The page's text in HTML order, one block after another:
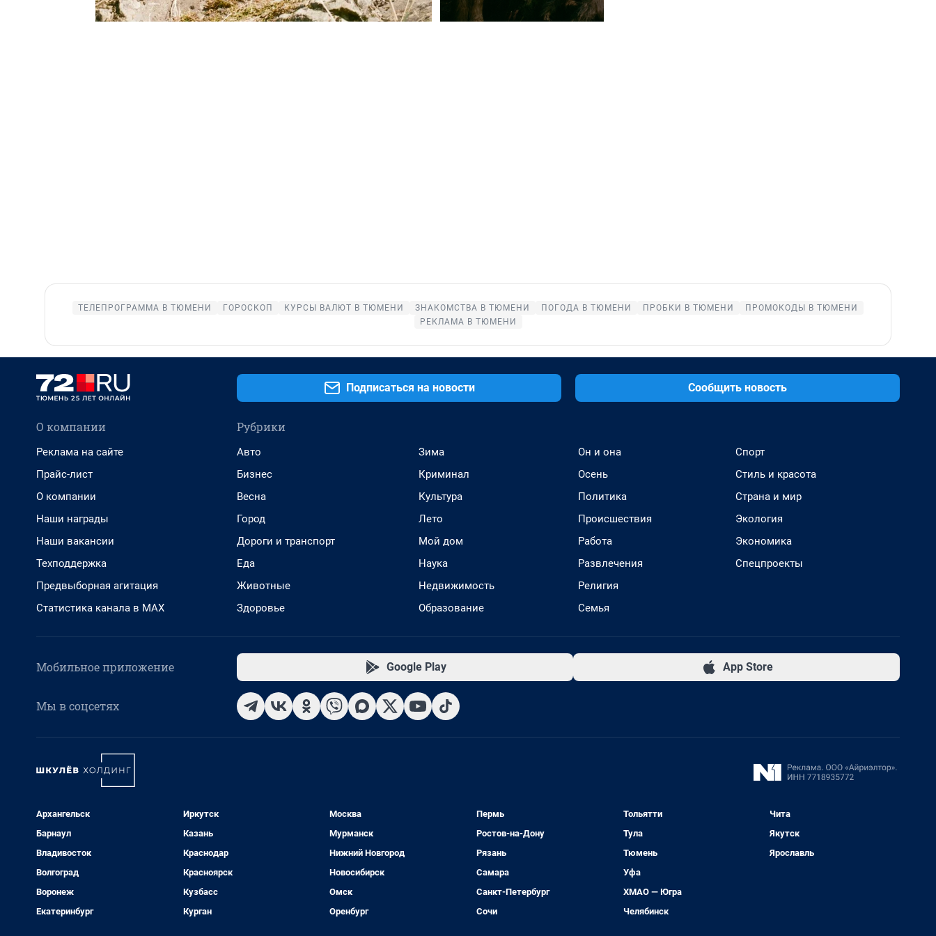
ТЕЛЕПРОГРАММА В ТЮМЕНИ ГОРОСКОП КУРСЫ ВАЛЮТ В ТЮМЕНИ ЗНАКОМСТВА В ТЮМЕНИ ПОГОДА В ТЮМЕНИ ПРОБКИ В ТЮМЕНИ
ПРОМОКОДЫ В ТЮМЕНИ
РЕКЛАМА В ТЮМЕНИ
Подписаться на новости Сообщить новость
О компании
Реклама на сайте
Прайс-лист
О компании
Наши награды
Наши вакансии
Техподдержка
Предвыборная агитация
Статистика канала в MAX
Рубрики
Авто
Бизнес
Весна
Город
Дороги и транспорт
Еда
Животные
Здоровье
Зима
Криминал
Культура
Лето
Мой дом
Наука
Недвижимость
Образование
Он и она
Осень
Политика
Происшествия
Работа
Развлечения
Религия
Семья
Спорт
Стиль и красота
Страна и мир
Экология
Экономика
Спецпроекты
Мобильное приложение Google Play App Store
Мы в соцсетях
Архангельск
Барнаул
Владивосток
Волгоград
Воронеж
Екатеринбург
Иркутск
Казань
Краснодар
Красноярск
Кузбасс
Курган
Москва
Мурманск
Нижний Новгород
Новосибирск
Омск
Оренбург
Пермь
Ростов-на-Дону
Рязань
Самара
Санкт-Петербург
Сочи
Тольятти
Тула
Тюмень
Уфа
ХМАО — Югра
Челябинск
Чита
Якутск
Ярославль